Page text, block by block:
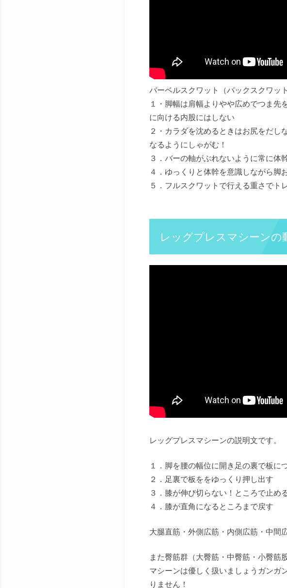
バーベルスクワット（バックスクワット
１・脚幅は肩幅よりやや広めでつま先
に向ける内股にはしない
２・カラダを沈めるときはお尻をだし
なるようにしゃがむ！
３．バーの軸がぶれないように常に体
４．ゆっくりと体幹を意識しながら脚
５．フルスクワットで行える重さでト
レッグプレスマシーンの
レッグプレスマシーンの説明文です。
１．脚を腰の幅位に開き足の裏で板に
２．足裏で板ををゆっくり押し出す
３．膝が伸び切らない！ところで止め
４．膝が直角になるところまで戻す
大腿直筋・外側広筋・内側広筋・中間
また臀筋群（大臀筋・中臀筋・小臀筋
マシーンは優しく扱いましょうガンガ
りません！